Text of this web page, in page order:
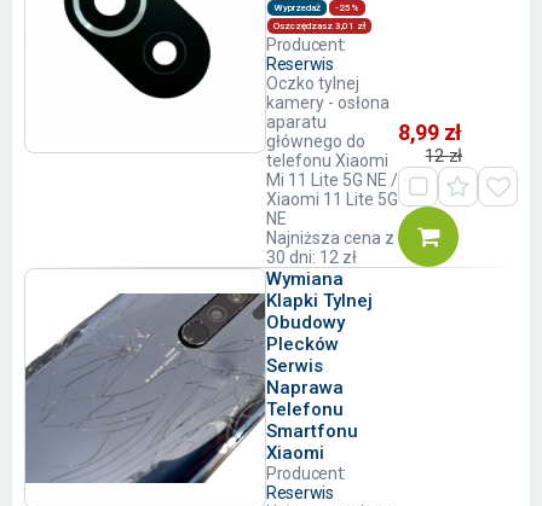
Wyprzedaż
-25%
Oszczędzasz 3,01 zł
Producent:
Reserwis
Oczko tylnej
kamery - osłona
aparatu
głównego do
telefonu Xiaomi
Mi 11 Lite 5G NE /
Xiaomi 11 Lite 5G
NE
Najniższa cena z
30 dni: 12 zł
8,99 zł
12 zł
Wymiana
Klapki Tylnej
Obudowy
Plecków
Serwis
Naprawa
Telefonu
Smartfonu
Xiaomi
Producent:
Reserwis